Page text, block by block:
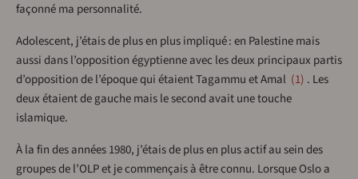
façonné ma personnalité.
Adolescent, j’étais de plus en plus impliqué : en Palestine mais
aussi dans l’opposition égyptienne avec les deux principaux partis
d’opposition de l’époque qui étaient Tagammu et Amal
1 . Les
deux étaient de gauche mais le second avait une touche
islamique.
À la fin des années 1980, j’étais de plus en plus actif au sein des
groupes de l’OLP et je commençais à être connu. Lorsque Oslo a